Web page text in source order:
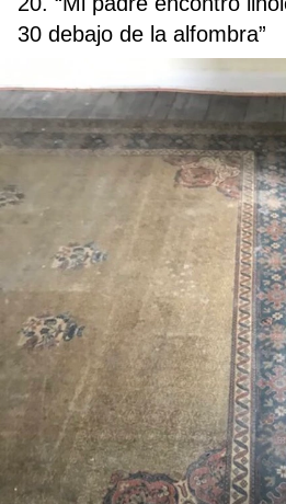
30 debajo de la alfombra”